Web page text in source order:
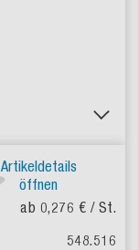
Artikeldetails
öffnen
ab 0,276 € / St.
548.516